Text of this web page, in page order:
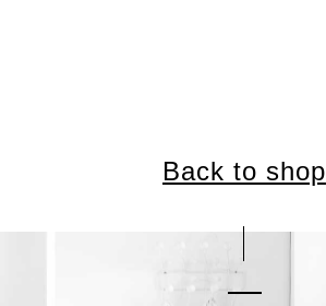
Back to shop